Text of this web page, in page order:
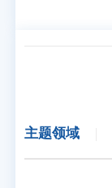
主题领域